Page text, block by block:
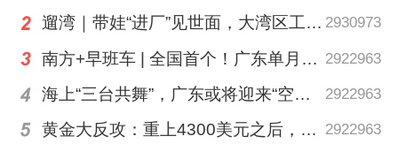
遛湾｜带娃“进厂”见世面，大湾区工业研学攻略请查收 2930973
南方+早班车 | 全国首个！广东单月用电量突破千亿千瓦时 2922963
海上“三台共舞”，广东或将迎来“空调外机” | 天气早知道 2922963
黄金大反攻：重上4300美元之后，是反弹还是反转？ 2922963